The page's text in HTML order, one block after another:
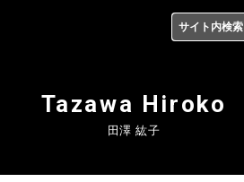
サイト内検索
Tazawa Hiroko
田澤 紘子